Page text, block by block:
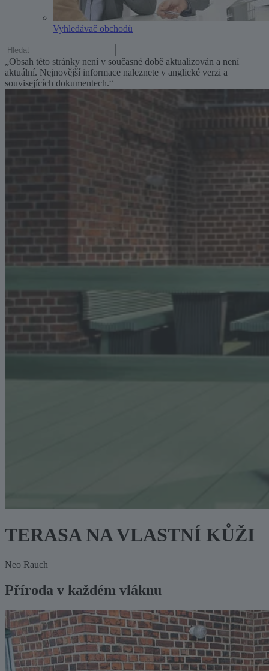
Vyhledávač obchodů
„Obsah této stránky není v současné době aktualizován a není
aktuální. Nejnovější informace naleznete v anglické verzi a
souvisejících dokumentech.“
TERASA NA VLASTNÍ KŮŽI
Neo Rauch
Příroda v každém vláknu